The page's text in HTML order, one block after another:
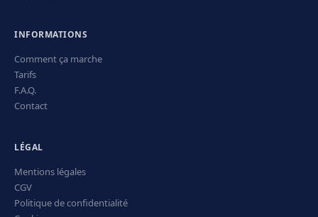
INFORMATIONS
Comment ça marche
Tarifs
F.A.Q.
Contact
LÉGAL
Mentions légales
CGV
Politique de confidentialité